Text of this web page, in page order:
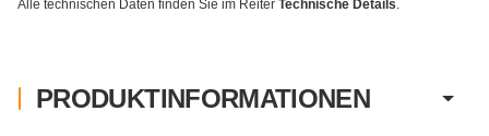
PRODUKTINFORMATIONEN
Alle technischen Daten finden Sie im Reiter Technische Details